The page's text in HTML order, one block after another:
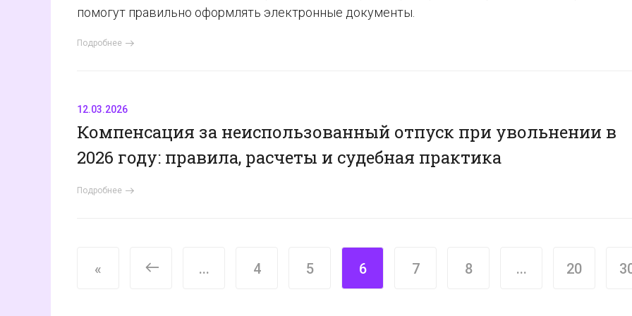
помогут правильно оформлять электронные документы.
Подробнее
12.03.2026
Компенсация за неиспользованный отпуск при увольнении в
2026 году: правила, расчеты и судебная практика
Подробнее
« < ... 4 5 6 7 8 ... 20